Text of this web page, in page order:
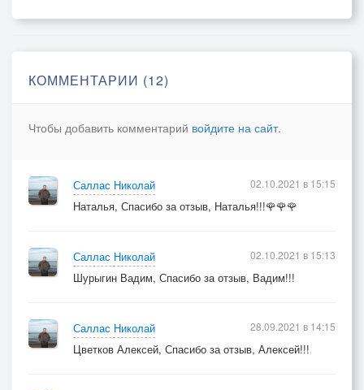
Полдень - солнцепёк.
Мы идём послушно
КОММЕНТАРИИ (12)
Чтобы добавить комментарий войдите на сайт.
Саллас Николай
Наталья, Спасибо за отзыв, Наталья!!!🌹🌹🌹
02.10.2021 в 15:15
Саллас Николай
Шурыгин Вадим, Спасибо за отзыв, Вадим!!!
02.10.2021 в 15:13
Саллас Николай
Цветков Алексей, Спасибо за отзыв, Алексей!!!
28.09.2021 в 14:15